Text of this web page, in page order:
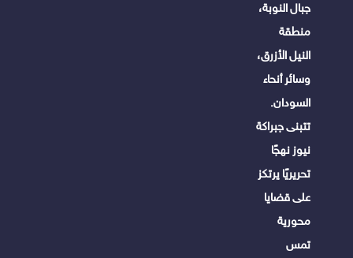
جبال النوبة،
منطقة
النيل الأزرق،
وسائر أنحاء
السودان.
تتبنى جبراكة
نيوز نهجًا
تحريريًا يرتكز
على قضايا
محورية
تمس